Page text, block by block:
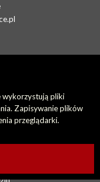
wykorzystują pliki
Zapisywanie plików
przeglądarki.